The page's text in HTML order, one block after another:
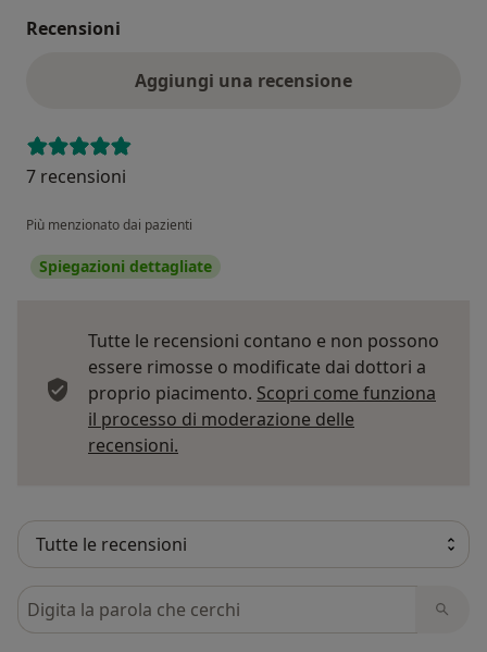
Recensioni
Aggiungi una recensione
7 recensioni
Più menzionato dai pazienti
Spiegazioni dettagliate
Tutte le recensioni contano e non possono
essere rimosse o modificate dai dottori a
proprio piacimento. Scopri come funziona
il processo di moderazione delle
recensioni.
Cerca nelle recensioni